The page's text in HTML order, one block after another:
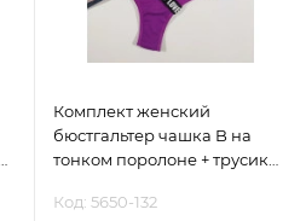
Комплект женский
бюстгальтер чашка B на
тонком поролоне + трусики
Код: 5650-132